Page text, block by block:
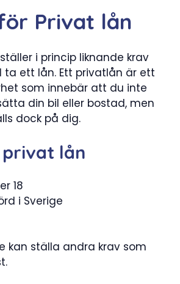
Privat lån
i princip liknande krav
ta ett lån. Ett privatlån är ett
som innebär att du inte
din bil eller bostad, men
dock på dig.
lån
18
i Sverige
kan ställa andra krav som